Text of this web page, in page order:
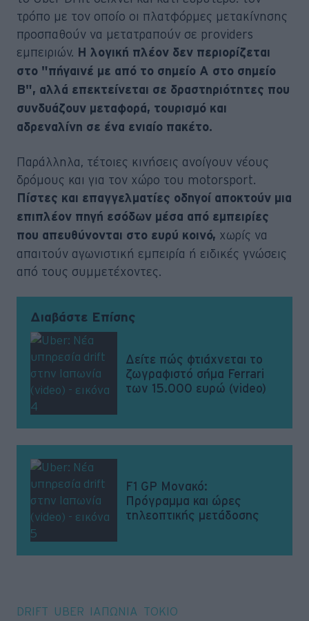
τρόπο με τον οποίο οι πλατφόρμες μετακίνησης
προσπαθούν να μετατραπούν σε providers
εμπειριών. Η λογική πλέον δεν περιορίζεται
στο "πήγαινέ με από το σημείο Α στο σημείο
Β", αλλά επεκτείνεται σε δραστηριότητες που
συνδυάζουν μεταφορά, τουρισμό και
αδρεναλίνη σε ένα ενιαίο πακέτο.
Παράλληλα, τέτοιες κινήσεις ανοίγουν νέους
δρόμους και για τον χώρο του motorsport.
Πίστες και επαγγελματίες οδηγοί αποκτούν μια
επιπλέον πηγή εσόδων μέσα από εμπειρίες
που απευθύνονται στο ευρύ κοινό, χωρίς να
απαιτούν αγωνιστική εμπειρία ή ειδικές γνώσεις
από τους συμμετέχοντες.
Διαβάστε Επίσης
Δείτε πώς φτιάχνεται το
ζωγραφιστό σήμα Ferrari
των 15.000 ευρώ (video)
F1 GP Μονακό:
Πρόγραμμα και ώρες
τηλεοπτικής μετάδοσης
DRIFT UBER ΙΑΠΩΝΙΑ ΤΟΚΙΟ